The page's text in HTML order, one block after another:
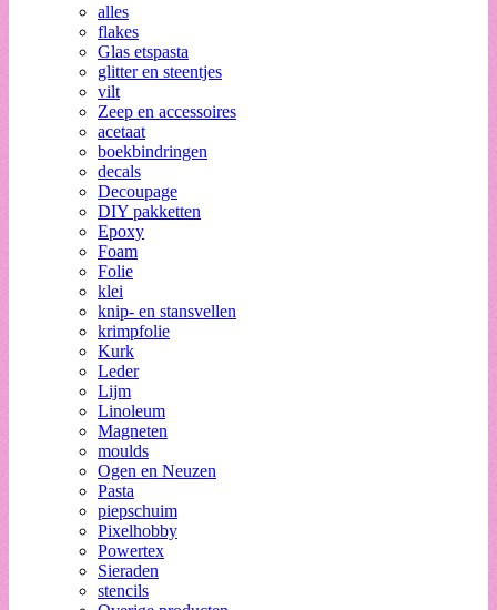
alles
flakes
Glas etspasta
glitter en steentjes
vilt
Zeep en accessoires
acetaat
boekbindringen
decals
Decoupage
DIY pakketten
Epoxy
Foam
Folie
klei
knip- en stansvellen
krimpfolie
Kurk
Leder
Lijm
Linoleum
Magneten
moulds
Ogen en Neuzen
Pasta
piepschuim
Pixelhobby
Powertex
Sieraden
stencils